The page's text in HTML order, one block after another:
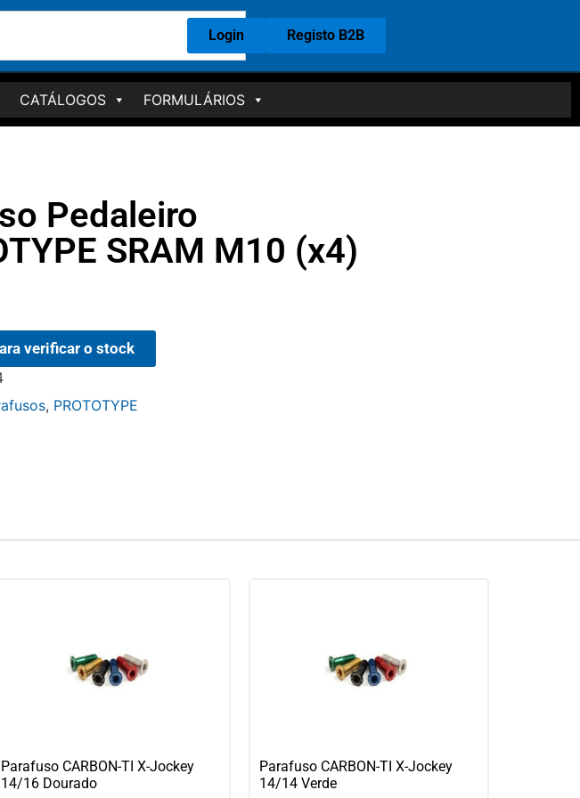
Login Registo B2B
CATÁLOGOS FORMULÁRIOS
Pedaleiro
SRAM M10 (x4)
verificar o stock
, PROTOTYPE
Parafuso CARBON-TI X-Jockey
14/16 Dourado
Parafuso CARBON-TI X-Jockey
14/14 Verde